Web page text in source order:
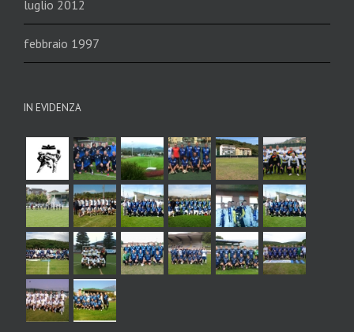
luglio 2012
febbraio 1997
IN EVIDENZA